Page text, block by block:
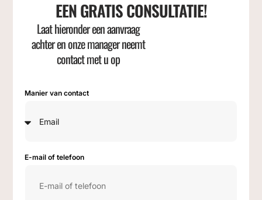
EEN GRATIS CONSULTATIE!
Laat hieronder een aanvraag
achter en onze manager neemt
contact met u op
Manier van contact
E-mail of telefoon